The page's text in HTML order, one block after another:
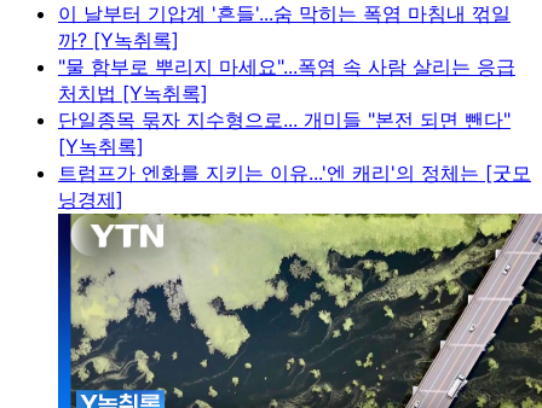
이 날부터 기압계 '흔들'...숨 막히는 폭염 마침내 꺾일
까? [Y녹취록]
"물 함부로 뿌리지 마세요"...폭염 속 사람 살리는 응급
처치법 [Y녹취록]
단일종목 묶자 지수형으로... 개미들 "본전 되면 뺀다"
[Y녹취록]
트럼프가 엔화를 지키는 이유...'엔 캐리'의 정체는 [굿모
닝경제]